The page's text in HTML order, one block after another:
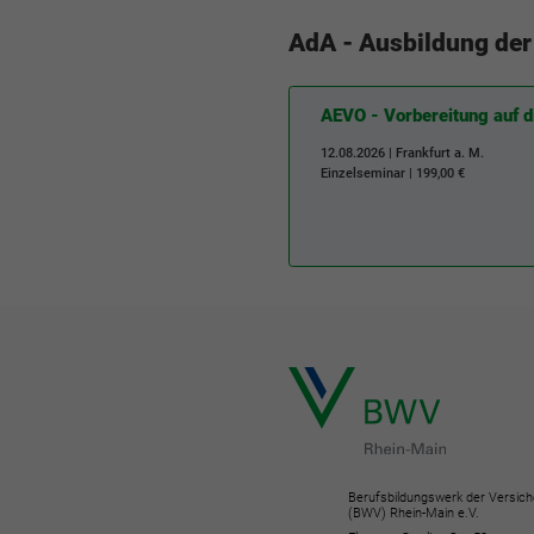
AdA - Ausbildung
AEVO - Vorbereitung auf
12.08.2026 | Frankfurt a. M.
Einzelseminar | 199,00 €
Berufsbildungswerk der
(BWV) Rhein-Main e.V.